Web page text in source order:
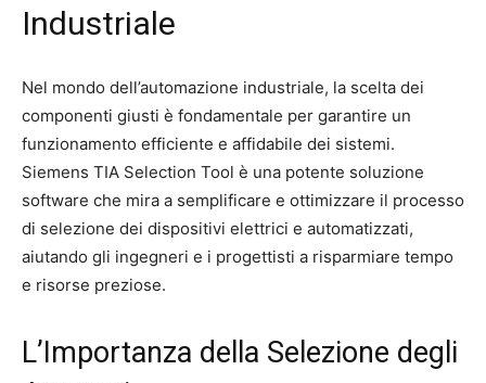
Industriale
Nel mondo dell’automazione industriale, la scelta dei
componenti giusti è fondamentale per garantire un
funzionamento efficiente e affidabile dei sistemi.
Siemens TIA Selection Tool è una potente soluzione
software che mira a semplificare e ottimizzare il processo
di selezione dei dispositivi elettrici e automatizzati,
aiutando gli ingegneri e i progettisti a risparmiare tempo
e risorse preziose.
L’Importanza della Selezione degli